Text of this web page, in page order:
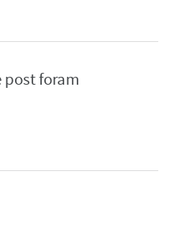
post foram